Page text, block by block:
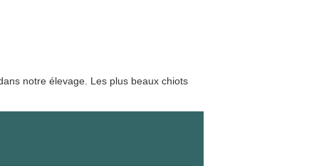
notre élevage. Les plus beaux chiots